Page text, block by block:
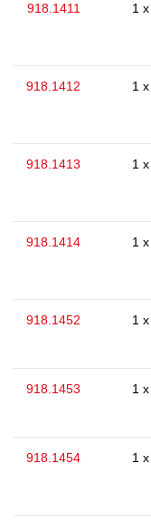
918.1411 1 x
918.1412 1 x
918.1413 1 x
918.1414 1 x
918.1452 1 x
918.1453 1 x
918.1454 1 x